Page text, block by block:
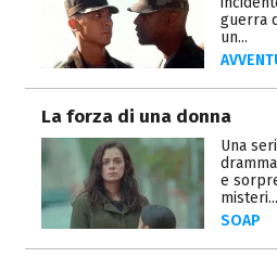
guerra
un...
La forza di una donna
Una
e
misteri...
SOAP